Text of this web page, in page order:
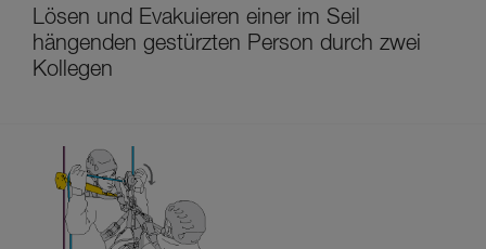
Lösen und Evakuieren einer im Seil
hängenden gestürzten Person durch zwei
Kollegen